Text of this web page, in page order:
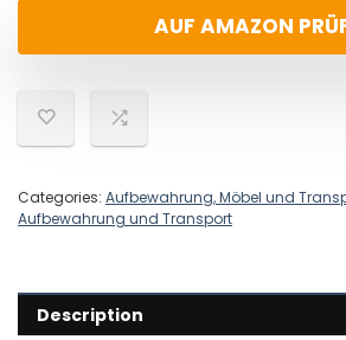
AUF AMAZON
Categories: Aufbewahrung, Möbel und
Aufbewahrung und Transport
Description